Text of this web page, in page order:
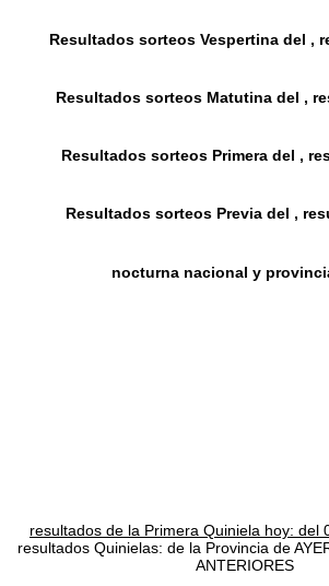
Resultados sorteos Vespertina del ,
Resultados sorteos Matutina del ,
Resultados sorteos Primera del ,
Resultados sorteos Previa del ,
nocturna nacional y
resultados de la Primera Quiniela hoy: del
resultados Quinielas: de la Provincia de
ANTERIORES